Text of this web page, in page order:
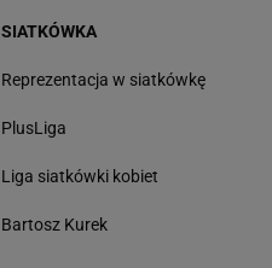
SIATKÓWKA
Reprezentacja w siatkówkę
PlusLiga
Liga siatkówki kobiet
Bartosz Kurek